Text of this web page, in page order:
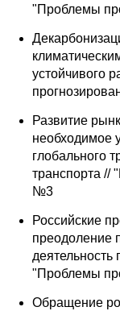
"Проблемы
устойчивого
Развитие
необходимое
глобального
транспорта //
№3
Российские
преодоление
деятельность
"Проблемы
Обращение